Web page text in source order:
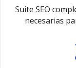
Suite SEO
necesarias